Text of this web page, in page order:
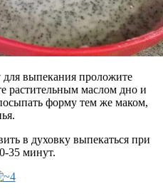
выпекания проложите
растительным маслом дно и
форму тем же маком,
в духовку выпекаться при
35 минут.